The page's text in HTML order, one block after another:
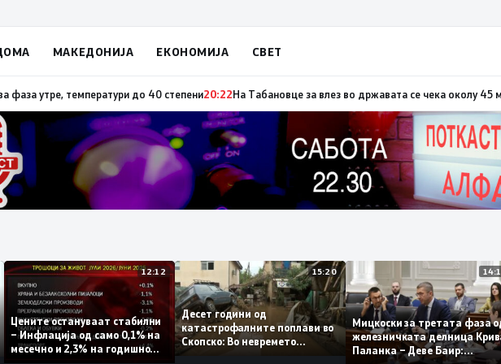
МАКЕДОНИЈА ЕКОНОМИЈА СВЕТ
на Свечената академија по повод „30 години Општина Вевчани“20:23Портокалова фаза утре,
12:12
Цените остануваат стабилни
– Инфлација од само 0,1% на
месечно и 2,3% на годишно
15:20
Десет години од
катастрофалните поплави во
Скопско: Во невремето
Мицкоски за третата
железничката делница
Паланка – Деве Баир: